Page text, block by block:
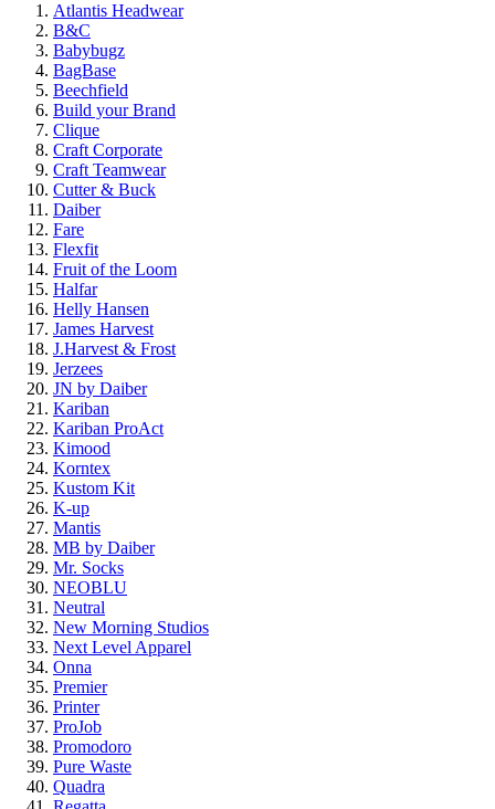
Atlantis Headwear
B&C
Babybugz
BagBase
Beechfield
Build your Brand
Clique
Craft Corporate
Craft Teamwear
Cutter & Buck
Daiber
Fare
Flexfit
Fruit of the Loom
Halfar
Helly Hansen
James Harvest
J.Harvest & Frost
Jerzees
JN by Daiber
Kariban
Kariban ProAct
Kimood
Korntex
Kustom Kit
K-up
Mantis
MB by Daiber
Mr. Socks
NEOBLU
Neutral
New Morning Studios
Next Level Apparel
Onna
Premier
Printer
ProJob
Promodoro
Pure Waste
Quadra